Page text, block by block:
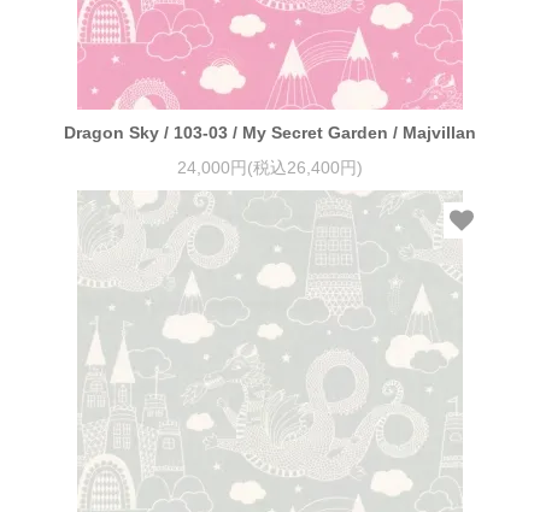
Dragon Sky / 103-03 / My Secret Garden / Majvillan
24,000円(税込26,400円)